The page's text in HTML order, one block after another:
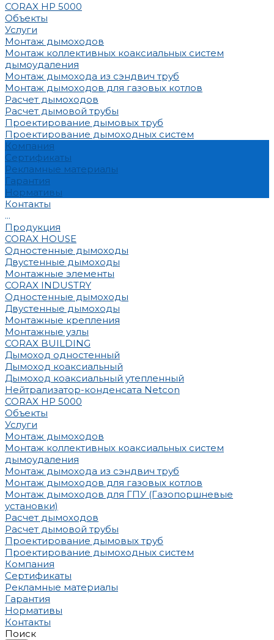
CORAX HP 5000
Объекты
Услуги
Монтаж дымоходов
Монтаж коллективных коаксиальных систем
дымоудаления
Монтаж дымохода из сэндвич труб
Монтаж дымоходов для газовых котлов
Расчет дымоходов
Расчет дымовой трубы
Проектирование дымовых труб
Проектирование дымоходных систем
Компания
Сертификаты
Рекламные материалы
Гарантия
Нормативы
Контакты
...
Продукция
CORAX HOUSE
Одностенные дымоходы
Двустенные дымоходы
Монтажные элементы
CORAX INDUSTRY
Одностенные дымоходы
Двустенные дымоходы
Монтажные крепления
Монтажные узлы
CORAX BUILDING
Дымоход одностенный
Дымоход коаксиальный
Дымоход коаксиальный утепленный
Нейтрализатор-конденсата Netcon
CORAX HP 5000
Объекты
Услуги
Монтаж дымоходов
Монтаж коллективных коаксиальных систем
дымоудаления
Монтаж дымохода из сэндвич труб
Монтаж дымоходов для газовых котлов
Монтаж дымоходов для ГПУ (Газопоршневые
установки)
Расчет дымоходов
Расчет дымовой трубы
Проектирование дымовых труб
Проектирование дымоходных систем
Компания
Сертификаты
Рекламные материалы
Гарантия
Нормативы
Контакты
Поиск